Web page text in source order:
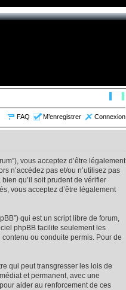
FAQ M’enregistrer Connexion
vous acceptez d’être légalement
n’accédez pas et/ou n’utilisez pas
qu’il soit prudent de vérifier
vous acceptez d’être légalement
qui est un script libre de forum,
phpBB facilite seulement les
ou conduite permis. Pour de
qui peut transgresser les lois de
et permanent, avec une
aider au renforcement de ces